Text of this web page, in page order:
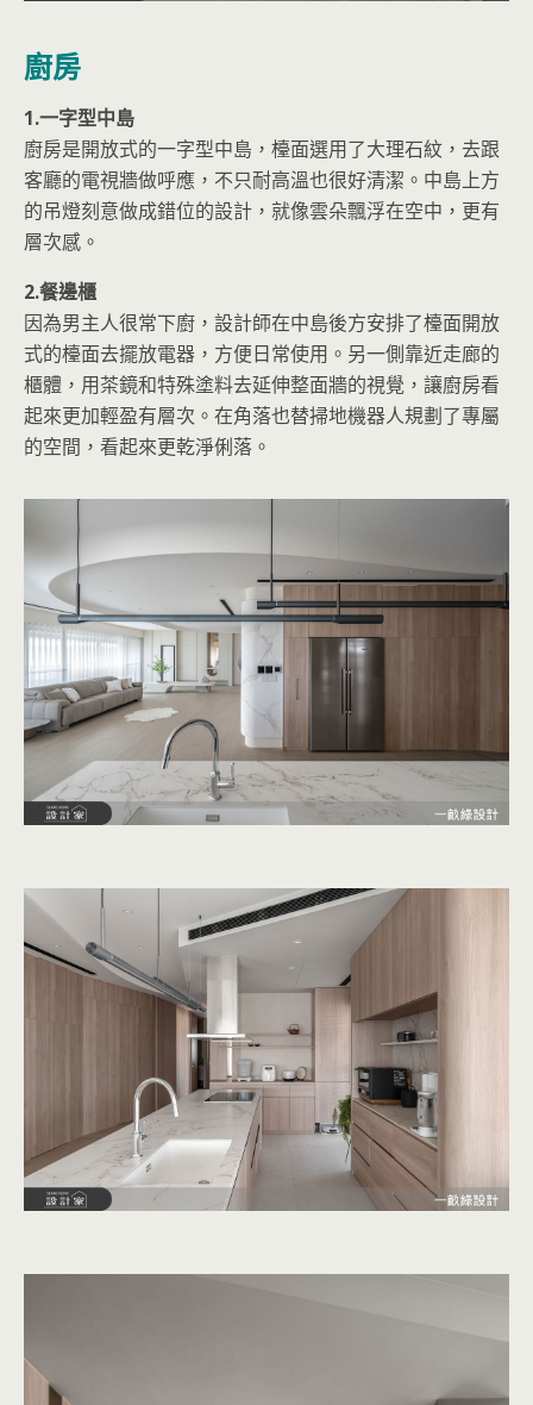
廚房
1.一字型中島
廚房是開放式的一字型中島，檯面選用了大理石紋，去跟
客廳的電視牆做呼應，不只耐高溫也很好清潔。中島上方
的吊燈刻意做成錯位的設計，就像雲朵飄浮在空中，更有
層次感。
2.餐邊櫃
因為男主人很常下廚，設計師在中島後方安排了檯面開放
式的檯面去擺放電器，方便日常使用。另一側靠近走廊的
櫃體，用茶鏡和特殊塗料去延伸整面牆的視覺，讓廚房看
起來更加輕盈有層次。在角落也替掃地機器人規劃了專屬
的空間，看起來更乾淨俐落。